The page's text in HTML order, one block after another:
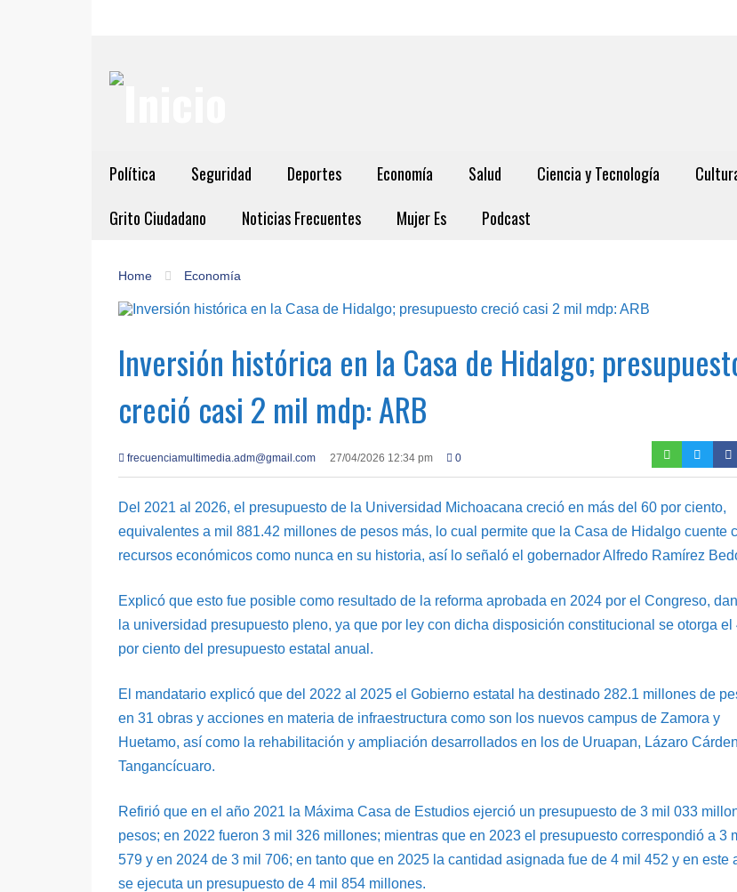
Política Seguridad Deportes Economía Salud Ciencia y Tecnología
Grito Ciudadano
Noticias Frecuentes Mujer Es Podcast
Home Economía
Inversión histórica en la Casa de Hidalgo;
creció casi 2 mil mdp: ARB
frecuenciamultimedia.adm@gmail.com 27/04/2026 12:34 pm 0
Del 2021 al 2026, el presupuesto de la Universidad Michoacana creció en más del 60 por ciento,
equivalentes a mil 881.42 millones de pesos más, lo cual permite que la Casa de Hidalgo cuente
recursos económicos como nunca en su historia, así lo señaló el gobernador Alfredo Ramírez
Explicó que esto fue posible como resultado de la reforma aprobada en 2024 por el Congreso,
la universidad presupuesto pleno, ya que por ley con dicha disposición constitucional se otorga el
por ciento del presupuesto estatal anual.
El mandatario explicó que del 2022 al 2025 el Gobierno estatal ha destinado 282.1 millones de
en 31 obras y acciones en materia de infraestructura como son los nuevos campus de Zamora y
Huetamo, así como la rehabilitación y ampliación desarrollados en los de Uruapan, Lázaro
Tangancícuaro.
Refirió que en el año 2021 la Máxima Casa de Estudios ejerció un presupuesto de 3 mil 033
pesos; en 2022 fueron 3 mil 326 millones; mientras que en 2023 el presupuesto correspondió a 3
579 y en 2024 de 3 mil 706; en tanto que en 2025 la cantidad asignada fue de 4 mil 452 y en este
se ejecuta un presupuesto de 4 mil 854 millones.